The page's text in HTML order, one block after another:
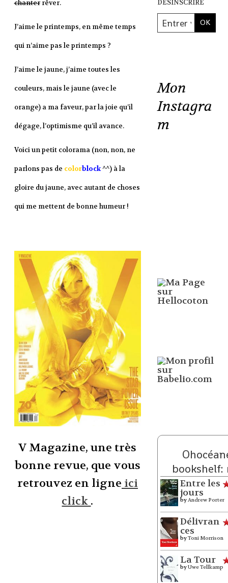
chanterrêver.
J’aime le printemps, en même temps
qui n’aime pas le printemps ?
J’aime le jaune, j’aime toutes les
couleurs, mais le jaune (avec le
orange) a ma faveur, par la joie qu’il
dégage, l’optimisme qu’il avance.
Voici un petit colorama (non, non, ne
parlons pas de colorblock^^) à la
gloire du jaune, avec autant de choses
qui me mettent de bonne humeur !
V Magazine, une très
bonne revue, que vous
retrouvez en ligne ici
click .
Mon
Instagra
m
bookshelf:
Entre les
jours
byAndrew Porter
Délivran
ces
byToni Morrison
La Tour
byUwe Tellkamp